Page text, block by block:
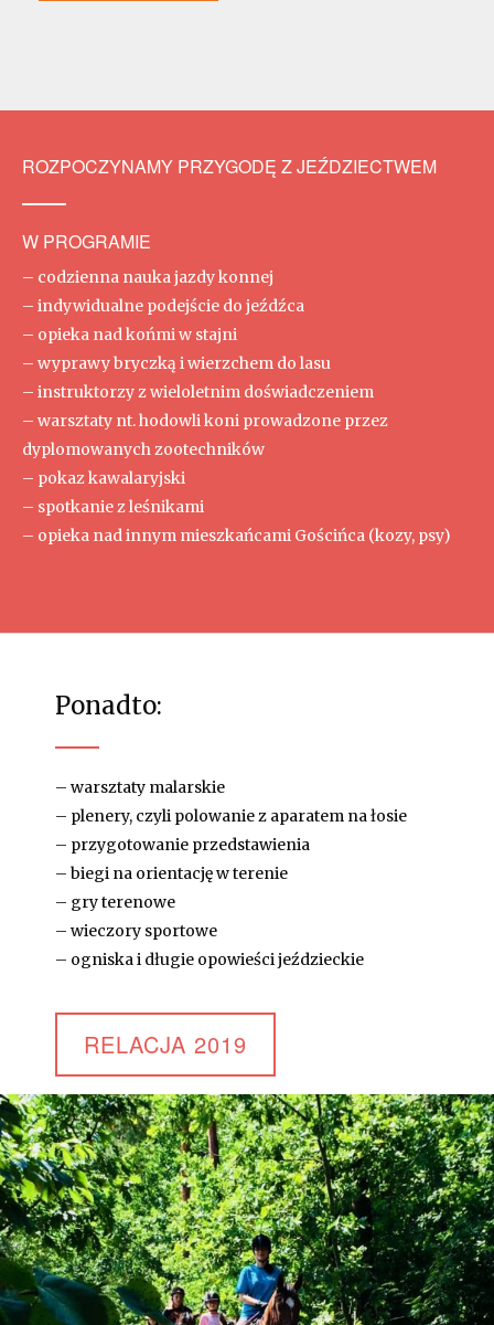
ROZPOCZYNAMY PRZYGODĘ Z JEŹDZIECTWEM
W PROGRAMIE
– codzienna nauka jazdy konnej
– indywidualne podejście do jeźdźca
– opieka nad końmi w stajni
– wyprawy bryczką i wierzchem do lasu
– instruktorzy z wieloletnim doświadczeniem
– warsztaty nt. hodowli koni prowadzone przez
dyplomowanych zootechników
– pokaz kawalaryjski
– spotkanie z leśnikami
– opieka nad innym mieszkańcami Gościńca (kozy, psy)
Ponadto:
– warsztaty malarskie
– plenery, czyli polowanie z aparatem na łosie
– przygotowanie przedstawienia
– biegi na orientację w terenie
– gry terenowe
– wieczory sportowe
– ogniska i długie opowieści jeździeckie
RELACJA 2019